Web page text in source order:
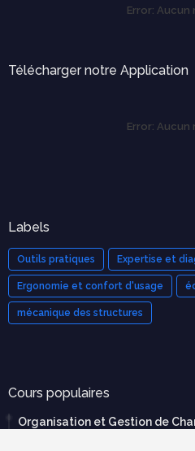
Error: Aucun
Télécharger notre Application
Error: Aucun
Labels
Outils pratiques Expertise et
Ergonomie et confort d'usage
mécanique des structures
Cours populaires
Organisation et Gestion de